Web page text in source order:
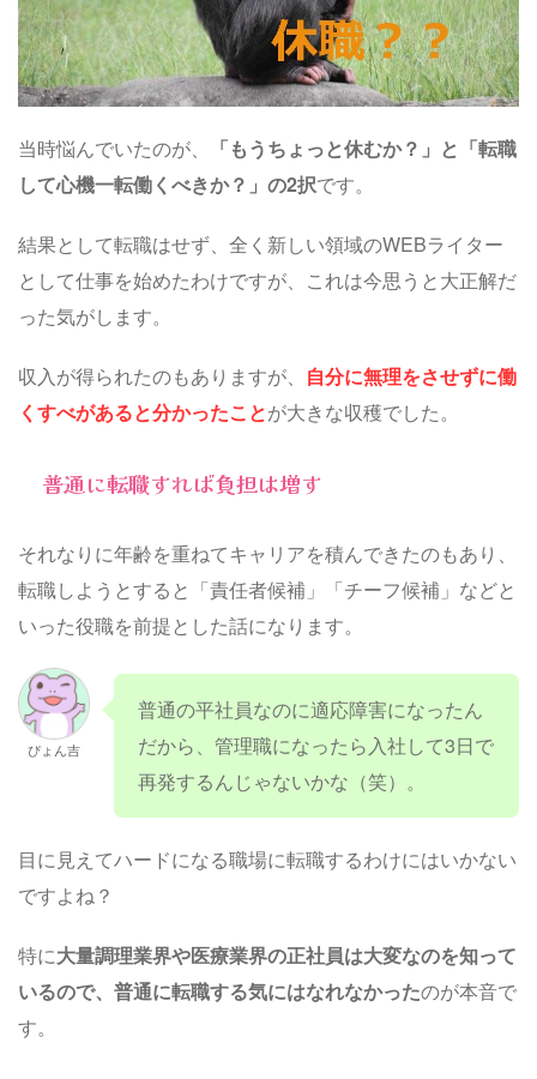
当時悩んでいたのが、
「もうちょっと休むか？」と「転職
して心機一転働くべきか？」の2択です。
結果として転職はせず、全く新しい領域のWEBライター
として仕事を始めたわけですが、これは今思うと大正解だ
った気がします。
収入が得られたのもありますが、 自分に無理をさせずに働
くすべがあると分かったことが大きな収穫でした。
普通に転職すれば負担は増す
それなりに年齢を重ねてキャリアを積んできたのもあり、
転職しようとすると「責任者候補」「チーフ候補」などと
いった役職を前提とした話になります。
ぴょん吉
普通の平社員なのに適応障害になったん
だから、管理職になったら入社して3日で
再発するんじゃないかな（笑）。
目に見えてハードになる職場に転職するわけにはいかない
ですよね？
特に大量調理業界や医療業界の正社員は大変なのを知って
いるので、普通に転職する気にはなれなかったのが本音で
す。